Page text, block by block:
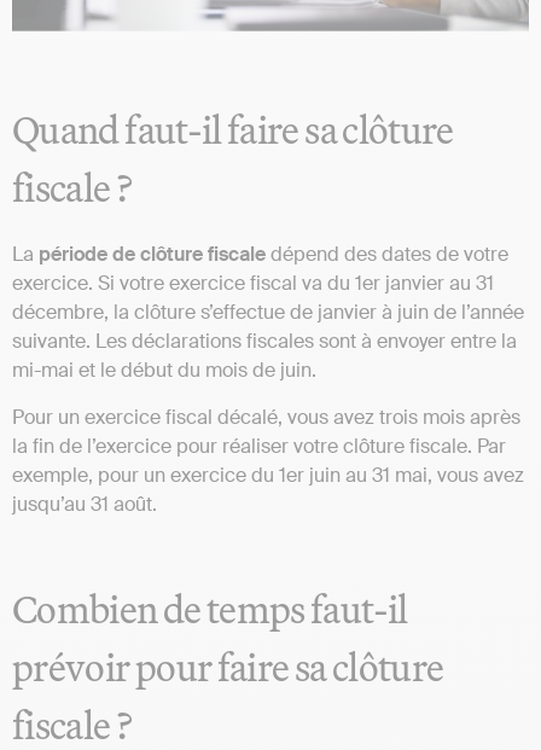
Quand faut-il faire sa clôture
fiscale ?
La période de clôture fiscaledépend des dates de votre
exercice. Si votre exercice fiscal va du 1er janvier au 31
décembre, la clôture s’effectue de janvier à juin de l’année
suivante. Les déclarations fiscales sont à envoyer entre la
mi-mai et le début du mois de juin.
Pour un exercice fiscal décalé, vous avez trois mois après
la fin de l’exercice pour réaliser votre clôture fiscale. Par
exemple, pour un exercice du 1er juin au 31 mai, vous avez
jusqu’au 31 août.
Combien de temps faut-il
prévoir pour faire sa clôture
fiscale ?